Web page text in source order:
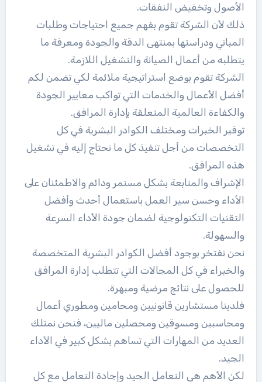
الأصول وتخفيض النفقات.
ذلك لأن الشركة تقوم بفهم جميع احتياجات وطلبات
المباني ودراستها بمنتهى الدقة والجودة ومعرفة ما
يتطلبه من أعمال الصيانة والتشغيل اللازمة.
الشركة تقوم بوضع استراتيجية ملائمة لكي تضمن لكم
أفضل الأعمال والخدمات التي تواكب معايير الجودة
والكفاءة العالمية المتعلقة بإدارة المرافق.
توفير الخبرات ومختلف الكوادر البشرية في كل
التخصصات من أجل تنفيذ كل ما نحتاج إليه في تشغيل
هذه المرافق.
الإشراف والمتابعة بشكل مستمر ودائم والاطمئنان على
الأداء وحسن سير العمل باستعمال أحدث وأفضل
التقنيات التكنولوجية لضمان جودة الأداء السرعة
والسهولة.
نحن نفتخر بوجود أفضل الكوادر البشرية المتخصصة
والخبراء في كل المجالات التي تتطلب إدارة المرافق
للحصول على نتائج مرضية ومبهرة.
فلدينا مستشارين قانونيين ومحامين ومطوري أعمال
ومحاسبين ومسوقين ومحصلين ماليين، فنحن نمتلك
العديد من المهارات التي تساهم بشكل كبير في الأداء
الجيد.
لكن الأهم هي التعامل الجيد وإجادة التعامل مع كل